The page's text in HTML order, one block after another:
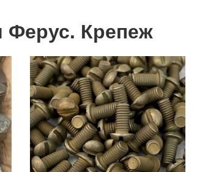
Ферус. Крепеж